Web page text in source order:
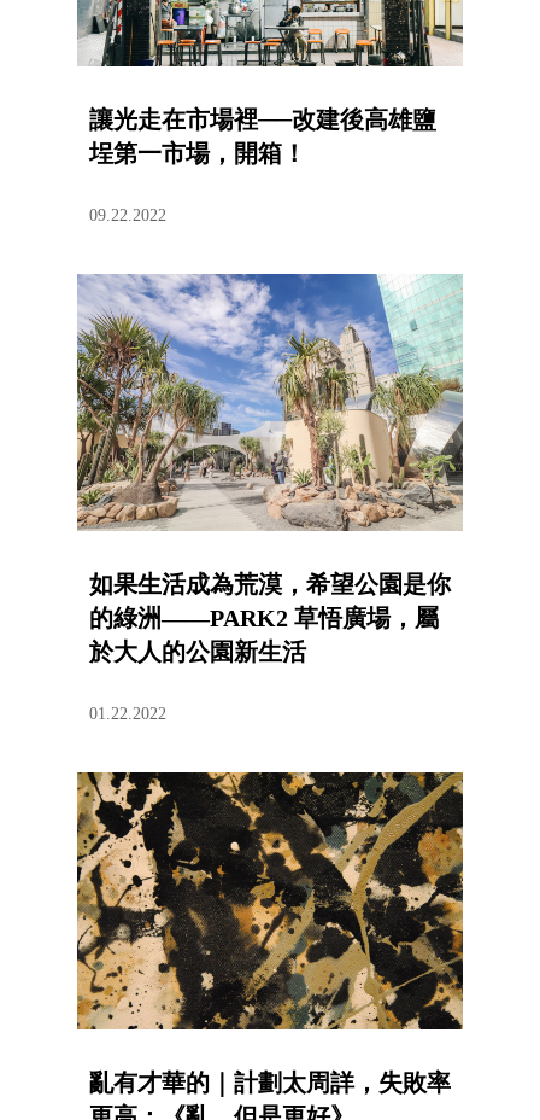
讓光走在市場裡──改建後高雄鹽
埕第一市場，開箱！
09.22.2022
如果生活成為荒漠，希望公園是你
的綠洲——PARK2 草悟廣場，屬
於大人的公園新生活
01.22.2022
亂有才華的｜計劃太周詳，失敗率